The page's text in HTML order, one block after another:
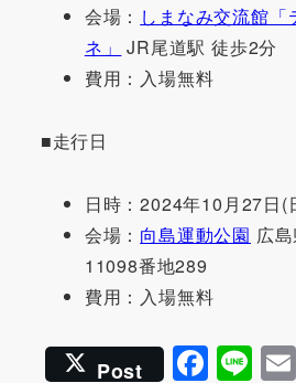
会場： しまなみ交流館「
ネ」
JR尾道駅 徒歩2分
費用：入場無料
■走行日
日時：2024年10月27日
会場： 向島運動公園 広
11098番地289
費用：入場無料
Post F Li